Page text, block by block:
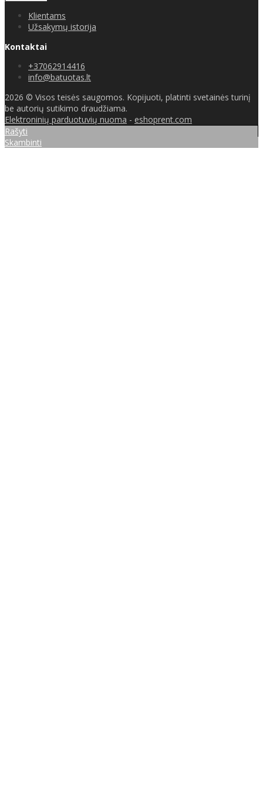
Klientams
Užsakymų istorija
Kontaktai
+37062914416
info@batuotas.lt
2026 © Visos teisės saugomos. Kopijuoti, platinti svetainės turinį
be autorių sutikimo draudžiama.
Elektroninių parduotuvių nuoma - eshoprent.com
Rašyti
Skambinti